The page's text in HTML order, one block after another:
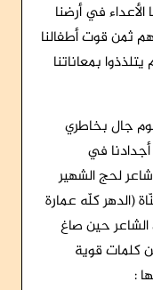
في أرضنا
ثمن قوت أطفالنا
بمعاناتنا
جال بخاطري
في
لحج الشهير
(الدهر كلّه عمارة
حين صاغ
كلمات قوية
: